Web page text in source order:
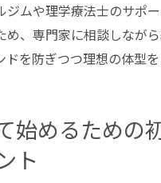
ジムや理学療法士のサポ
め、専門家に相談しなが
ドを防ぎつつ理想の体型を
始めるための
ト